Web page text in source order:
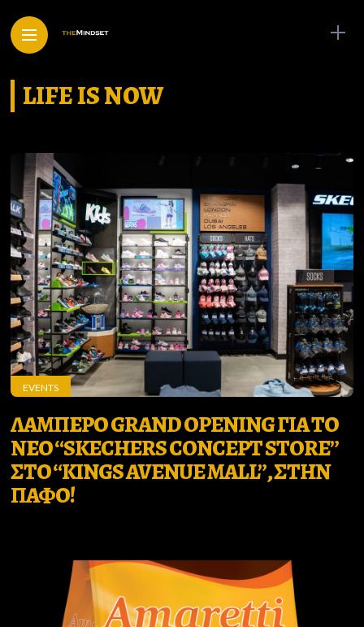
LIFE IS NOW
EVENTS
ΛΑΜΠΕΡΟ GRAND OPENING ΓΙΑ ΤΟ
ΝΕΟ “SKECHERS CONCEPT STORE”
ΣΤΟ “KINGS AVENUE MALL”, ΣΤΗΝ
ΠΑΦΟ!